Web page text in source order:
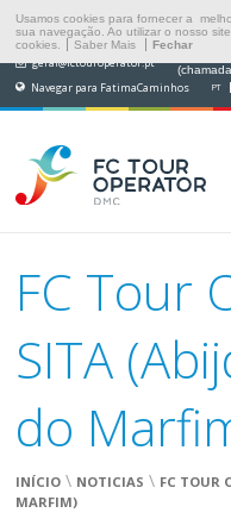
Usamos cookies para fornecer a
sua navegação. Ao utilizar o nosso
cookies.
Saber Mais Fechar
geral@fctouroperator.pt
Navegar para FatimaCaminhos PT
FC Tour
SITA
do
INÍCIO \ NOTICIAS \ FC TOUR
MARFIM)